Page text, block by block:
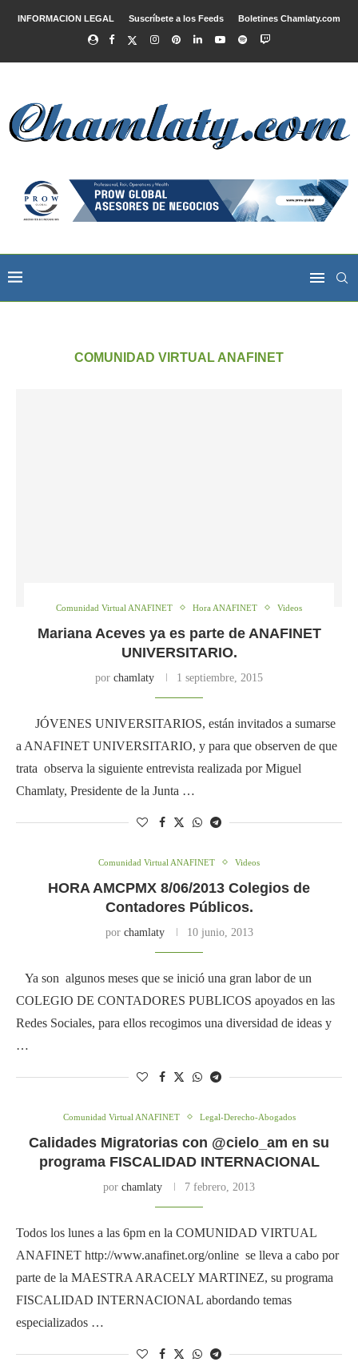
INFORMACION LEGAL Suscríbete a los Feeds Boletines Chamlaty.com
COMUNIDAD VIRTUAL ANAFINET
Comunidad Virtual ANAFINET Hora ANAFINET Videos
Mariana Aceves ya es parte de ANAFINET
UNIVERSITARIO.
por chamlaty 1 septiembre, 2015
JÓVENES UNIVERSITARIOS, están invitados a sumarse
a ANAFINET UNIVERSITARIO, y para que observen de que
trata observa la siguiente entrevista realizada por Miguel
Chamlaty, Presidente de la Junta …
Comunidad Virtual ANAFINET Videos
HORA AMCPMX 8/06/2013 Colegios de
Contadores Públicos.
por chamlaty 10 junio, 2013
Ya son algunos meses que se inició una gran labor de un
COLEGIO DE CONTADORES PUBLICOS apoyados en las
Redes Sociales, para ellos recogimos una diversidad de ideas y
…
Comunidad Virtual ANAFINET Legal-Derecho-Abogados
Calidades Migratorias con @cielo_am en su
programa FISCALIDAD INTERNACIONAL
por chamlaty 7 febrero, 2013
Todos los lunes a las 6pm en la COMUNIDAD VIRTUAL
ANAFINET http://www.anafinet.org/online se lleva a cabo por
parte de la MAESTRA ARACELY MARTINEZ, su programa
FISCALIDAD INTERNACIONAL abordando temas
especializados …